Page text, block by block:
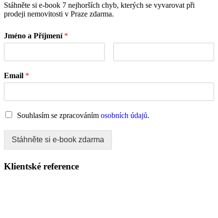
Stáhněte si e-book 7 nejhorších chyb, kterých se vyvarovat při
prodeji nemovitosti v Praze zdarma.
Jméno a Příjmení *
Email *
Souhlasím se zpracováním osobních údajů.
Stáhněte si e-book zdarma
Klientské reference